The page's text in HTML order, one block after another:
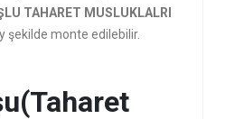
TAHARET MUSLUKLALRI
şekilde monte edilebilir.